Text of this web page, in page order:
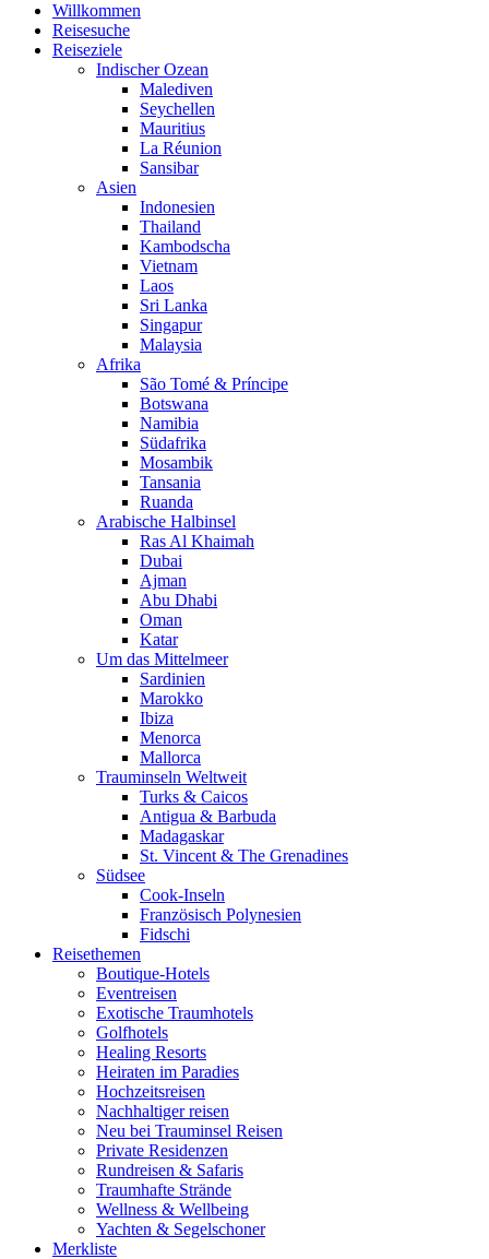
Willkommen
Reisesuche
Reiseziele
Indischer Ozean
Malediven
Seychellen
Mauritius
La Réunion
Sansibar
Asien
Indonesien
Thailand
Kambodscha
Vietnam
Laos
Sri Lanka
Singapur
Malaysia
Afrika
São Tomé & Príncipe
Botswana
Namibia
Südafrika
Mosambik
Tansania
Ruanda
Arabische Halbinsel
Ras Al Khaimah
Dubai
Ajman
Abu Dhabi
Oman
Katar
Um das Mittelmeer
Sardinien
Marokko
Ibiza
Menorca
Mallorca
Trauminseln Weltweit
Turks & Caicos
Antigua & Barbuda
Madagaskar
St. Vincent & The Grenadines
Südsee
Cook-Inseln
Französisch Polynesien
Fidschi
Reisethemen
Boutique-Hotels
Eventreisen
Exotische Traumhotels
Golfhotels
Healing Resorts
Heiraten im Paradies
Hochzeitsreisen
Nachhaltiger reisen
Neu bei Trauminsel Reisen
Private Residenzen
Rundreisen & Safaris
Traumhafte Strände
Wellness & Wellbeing
Yachten & Segelschoner
Merkliste